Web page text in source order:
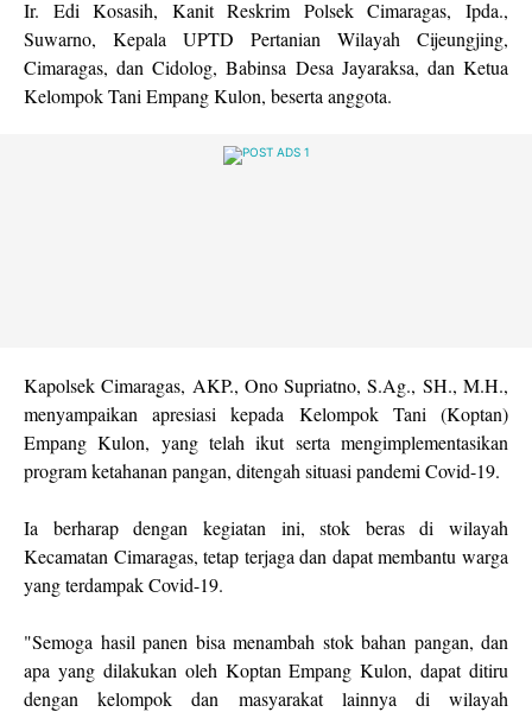
Ir. Edi Kosasih, Kanit Reskrim Polsek Cimaragas, Ipda.,
Suwarno, Kepala UPTD Pertanian Wilayah Cijeungjing,
Cimaragas, dan Cidolog, Babinsa Desa Jayaraksa, dan Ketua
Kelompok Tani Empang Kulon, beserta anggota.
Kapolsek Cimaragas, AKP., Ono Supriatno, S.Ag., SH., M.H.,
menyampaikan apresiasi kepada Kelompok Tani (Koptan)
Empang Kulon, yang telah ikut serta mengimplementasikan
program ketahanan pangan, ditengah situasi pandemi Covid-19.
Ia berharap dengan kegiatan ini, stok beras di wilayah
Kecamatan Cimaragas, tetap terjaga dan dapat membantu warga
yang terdampak Covid-19.
"Semoga hasil panen bisa menambah stok bahan pangan, dan
apa yang dilakukan oleh Koptan Empang Kulon, dapat ditiru
dengan kelompok dan masyarakat lainnya di wilayah